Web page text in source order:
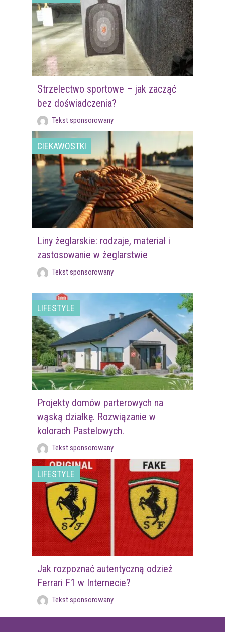
Strzelectwo sportowe – jak zacząć
bez doświadczenia?
Tekst sponsorowany
CIEKAWOSTKI
Liny żeglarskie: rodzaje, materiał i
zastosowanie w żeglarstwie
Tekst sponsorowany
LIFESTYLE
Projekty domów parterowych na
wąską działkę. Rozwiązanie w
kolorach Pastelowych.
Tekst sponsorowany
LIFESTYLE
Jak rozpoznać autentyczną odzież
Ferrari F1 w Internecie?
Tekst sponsorowany